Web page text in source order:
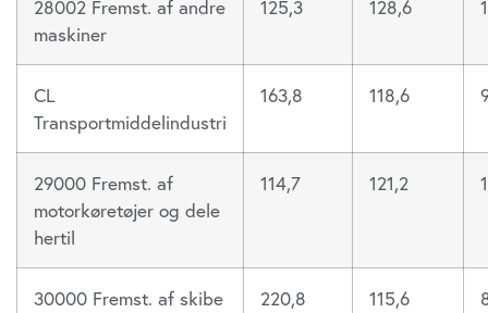
28002 Fremst. af andre
maskiner
125,3 128,6
CL
Transportmiddelindustri
163,8 118,6
29000 Fremst. af
motorkøretøjer og dele
hertil
114,7 121,2
30000 Fremst. af skibe
220,8 115,6